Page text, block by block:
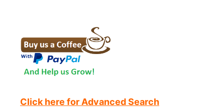
Click here for Advanced Search